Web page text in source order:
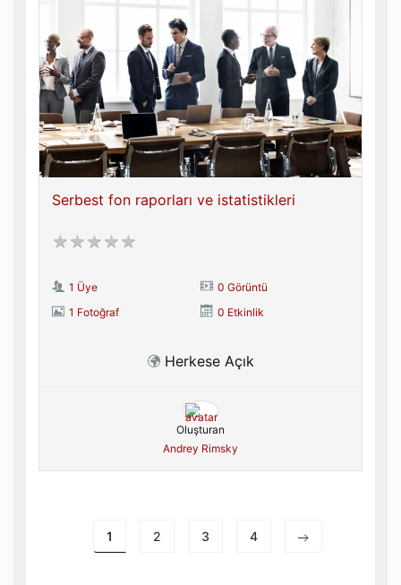
Serbest fon raporları ve istatistikleri
1 Üye
0 Görüntü
1 Fotoğraf
0 Etkinlik
Herkese Açık
Oluşturan
Andrey Rimsky
1 2 3 4